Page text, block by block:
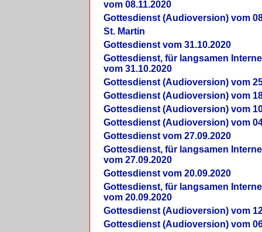
vom 08.11.2020
Gottesdienst (Audioversion) vom
St. Martin
Gottesdienst vom 31.10.2020
Gottesdienst, für langsamen
vom 31.10.2020
Gottesdienst (Audioversion) vom
Gottesdienst (Audioversion) vom
Gottesdienst (Audioversion) vom
Gottesdienst (Audioversion) vom
Gottesdienst vom 27.09.2020
Gottesdienst, für langsamen
vom 27.09.2020
Gottesdienst vom 20.09.2020
Gottesdienst, für langsamen
vom 20.09.2020
Gottesdienst (Audioversion) vom
Gottesdienst (Audioversion) vom